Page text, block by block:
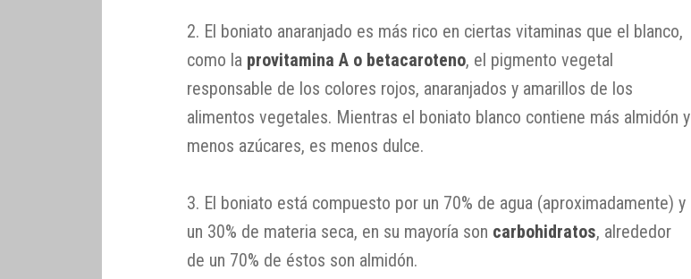
2. El boniato anaranjado es más rico en ciertas vitaminas que el blanco,
como la provitamina A o betacaroteno, el pigmento vegetal
responsable de los colores rojos, anaranjados y amarillos de los
alimentos vegetales. Mientras el boniato blanco contiene más almidón y
menos azúcares, es menos dulce.
3. El boniato está compuesto por un 70% de agua (aproximadamente) y
un 30% de materia seca, en su mayoría son carbohidratos, alrededor
de un 70% de éstos son almidón.